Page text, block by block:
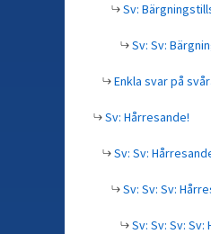
Sv:
Sv: Sv:
Enkla svar på
Sv: Hårresande!
Sv: Sv:
Sv: Sv: Sv:
Sv: Sv: Sv: Sv: